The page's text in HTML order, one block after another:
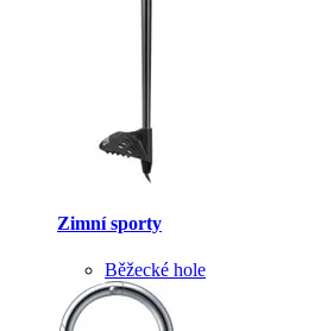
Zimní sporty
Běžecké hole